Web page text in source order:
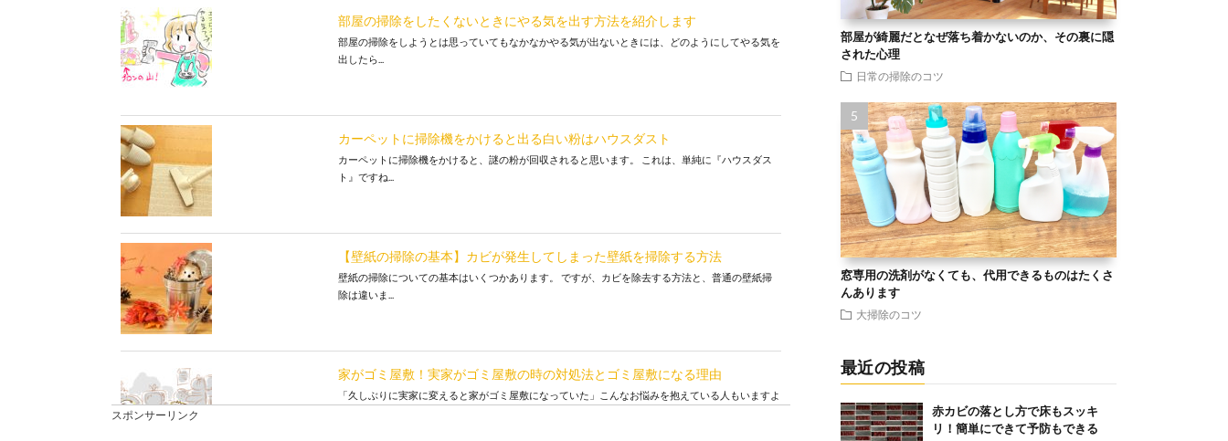
部屋の掃除をしたくないときにやる気を出す方法を紹介します
部屋の掃除をしようとは思っていてもなかなかやる気が出ないときには、どのようにしてやる気を
出したら...
カーペットに掃除機をかけると出る白い粉はハウスダスト
カーペットに掃除機をかけると、謎の粉が回収されると思います。 これは、単純に『ハウスダス
ト』ですね...
【壁紙の掃除の基本】カビが発生してしまった壁紙を掃除する方法
壁紙の掃除についての基本はいくつかあります。 ですが、カビを除去する方法と、普通の壁紙掃
除は違いま...
家がゴミ屋敷！実家がゴミ屋敷の時の対処法とゴミ屋敷になる理由
「久しぶりに実家に変えると家がゴミ屋敷になっていた」こんなお悩みを抱えている人もいますよ
スポンサーリンク
部屋が綺麗だとなぜ落ち着かないのか、その裏に隠
された心理
日常の掃除のコツ
窓専用の洗剤がなくても、代用できるものはたくさ
んあります
大掃除のコツ
最近の投稿
赤カビの落とし方で床もスッキ
リ！簡単にできて予防もできる